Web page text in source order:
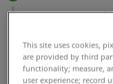
Consulte
também
3D Imager
Alemão Chinês
This site uses cookies,
are provided by third
functionality; measure,
user experience; record